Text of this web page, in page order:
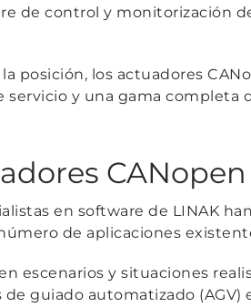
de control y monitorización
posición, los actuadores
servicio y una gama completa
en software de LINAK
de aplicaciones
escenarios y situaciones
guiado automatizado